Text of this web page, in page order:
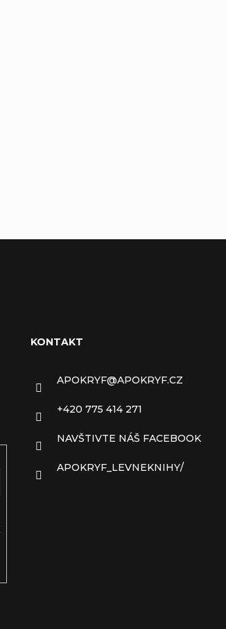
KONTAKT
APOKRYF@APOKRYF.CZ
+420 775 414 271
NAVŠTIVTE NÁŠ FACEBOOK
APOKRYF_LEVNEKNIHY/